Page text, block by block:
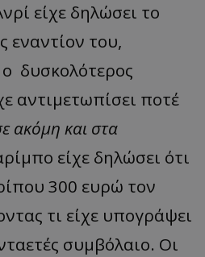
είχε δηλώσει το
εναντίον του,
δυσκολότερος
αντιμετωπίσει ποτέ
ακόμη και στα
είχε δηλώσει ότι
300 ευρώ τον
τι είχε υπογράψει
συμβόλαιο. Οι